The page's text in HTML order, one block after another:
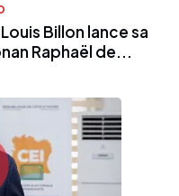
Billon lance sa
Raphaël de...